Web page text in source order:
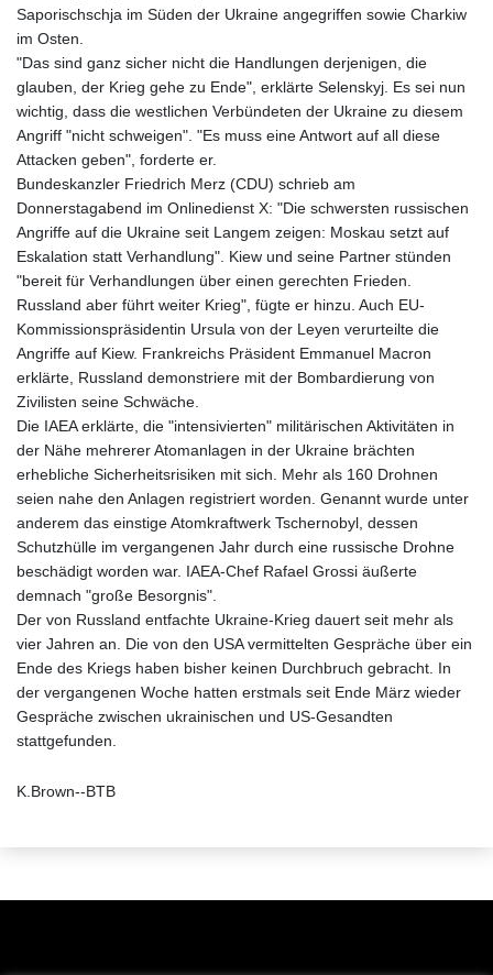
Saporischschja im Süden der Ukraine angegriffen sowie Charkiw
im Osten.
"Das sind ganz sicher nicht die Handlungen derjenigen, die
glauben, der Krieg gehe zu Ende", erklärte Selenskyj. Es sei nun
wichtig, dass die westlichen Verbündeten der Ukraine zu diesem
Angriff "nicht schweigen". "Es muss eine Antwort auf all diese
Attacken geben", forderte er.
Bundeskanzler Friedrich Merz (CDU) schrieb am
Donnerstagabend im Onlinedienst X: "Die schwersten russischen
Angriffe auf die Ukraine seit Langem zeigen: Moskau setzt auf
Eskalation statt Verhandlung". Kiew und seine Partner stünden
"bereit für Verhandlungen über einen gerechten Frieden.
Russland aber führt weiter Krieg", fügte er hinzu. Auch EU-
Kommissionspräsidentin Ursula von der Leyen verurteilte die
Angriffe auf Kiew. Frankreichs Präsident Emmanuel Macron
erklärte, Russland demonstriere mit der Bombardierung von
Zivilisten seine Schwäche.
Die IAEA erklärte, die "intensivierten" militärischen Aktivitäten in
der Nähe mehrerer Atomanlagen in der Ukraine brächten
erhebliche Sicherheitsrisiken mit sich. Mehr als 160 Drohnen
seien nahe den Anlagen registriert worden. Genannt wurde unter
anderem das einstige Atomkraftwerk Tschernobyl, dessen
Schutzhülle im vergangenen Jahr durch eine russische Drohne
beschädigt worden war. IAEA-Chef Rafael Grossi äußerte
demnach "große Besorgnis".
Der von Russland entfachte Ukraine-Krieg dauert seit mehr als
vier Jahren an. Die von den USA vermittelten Gespräche über ein
Ende des Kriegs haben bisher keinen Durchbruch gebracht. In
der vergangenen Woche hatten erstmals seit Ende März wieder
Gespräche zwischen ukrainischen und US-Gesandten
stattgefunden.
K.Brown--BTB